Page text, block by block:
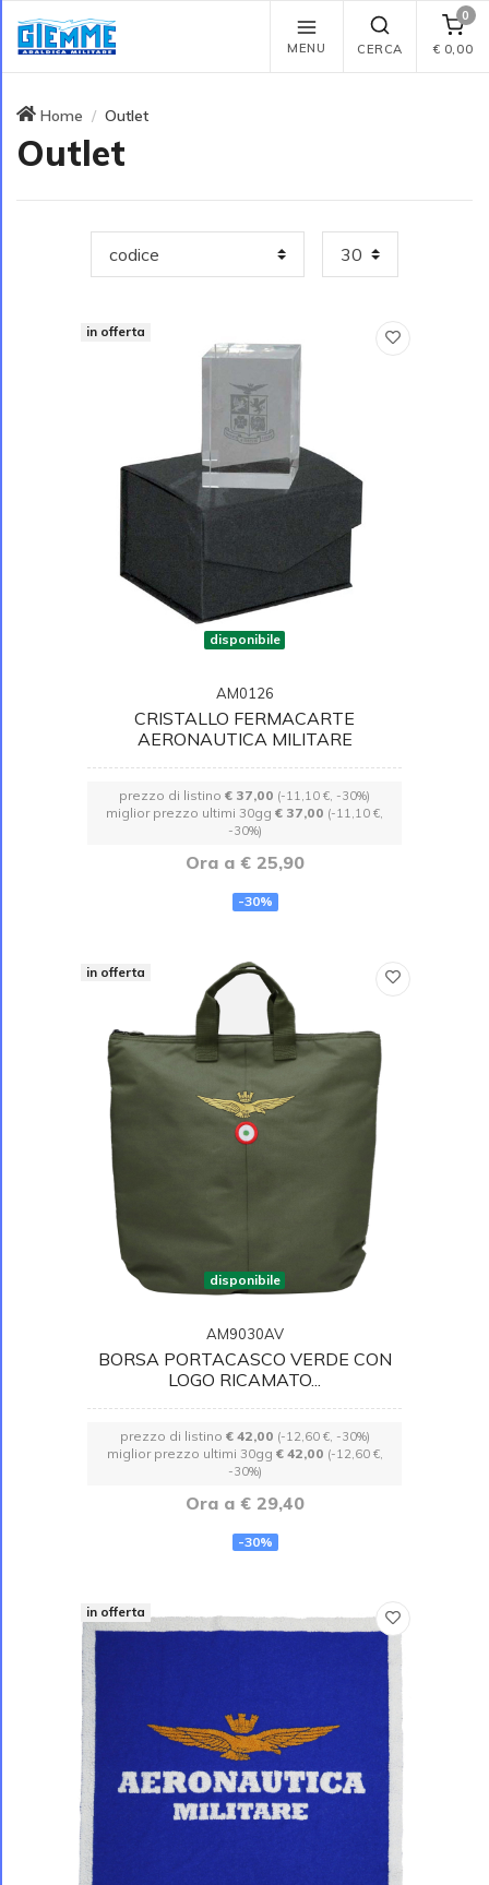
MENU CERCA
0
€ 0,00
Home Outlet
Outlet
in offerta
disponibile
AM0126
CRISTALLO FERMACARTE
AERONAUTICA MILITARE
prezzo di listino € 37,00 (-11,10 €, -30%)
miglior prezzo ultimi 30gg € 37,00 (-11,10 €,
-30%)
Ora a € 25,90
-30%
in offerta
disponibile
AM9030AV
BORSA PORTACASCO VERDE CON
LOGO RICAMATO...
prezzo di listino € 42,00 (-12,60 €, -30%)
miglior prezzo ultimi 30gg € 42,00 (-12,60 €,
-30%)
Ora a € 29,40
-30%
in offerta